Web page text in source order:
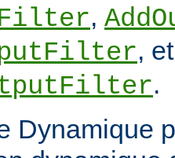
,
, et
.
Dynamique